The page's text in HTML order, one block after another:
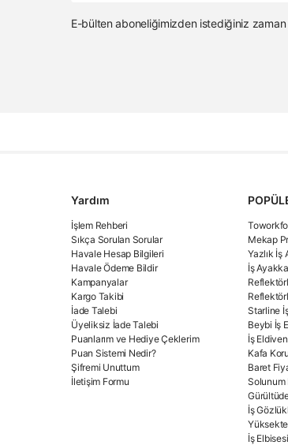
E-bülten aboneliğimizden istediğiniz zaman
Yardım
İşlem Rehberi
Sıkça Sorulan Sorular
Havale Hesap Bilgileri
Havale Ödeme Bildir
Kampanyalar
Kargo Takibi
İade Talebi
Üyeliksiz İade Talebi
Puanlarım ve Hediye Çeklerim
Puan Sistemi Nedir?
Şifremi Unuttum
İletişim Formu
Mekap
Yazlık İş
İş
Starline
Beybi İş
İş
Kafa
Baret
Solunum
İş
Yüksekte
İş Elbisesi